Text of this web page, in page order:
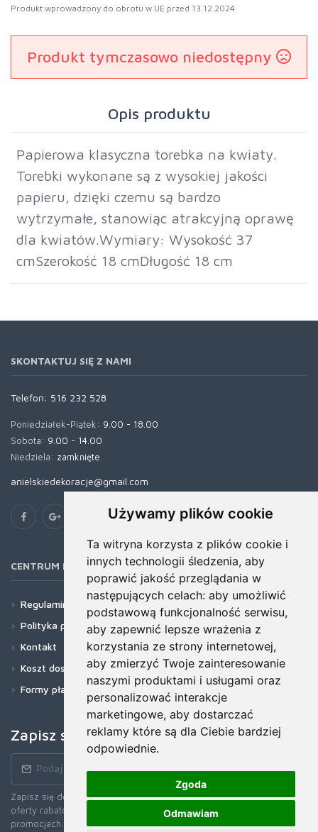
Używamy plików cookie
Ta witryna korzysta z plików cookie i
innych technologii śledzenia, aby
poprawić jakość przeglądania w
następujących celach: aby umożliwić
podstawową funkcjonalność serwisu,
aby zapewnić lepsze wrażenia z
korzystania ze strony internetowej,
aby zmierzyć Twoje zainteresowanie
naszymi produktami i usługami oraz
personalizować interakcje
marketingowe, aby dostarczać
reklamy które są dla Ciebie bardziej
odpowiednie.
Zgoda
Odmawiam
Produkt wprowadzony do obrotu w UE przed 13.12.2024
Produkt tymczasowo niedostępny
Opis produktu
Papierowa klasyczna torebka na kwiaty.
Torebki wykonane są z wysokiej jakości
papieru, dzięki czemu są bardzo
wytrzymałe, stanowiąc atrakcyjną oprawę
dla kwiatów.Wymiary: Wysokość 37
cmSzerokość 18 cmDługość 18 cm
SKONTAKTUJ SIĘ Z NAMI
Telefon: 516 232 528
Poniedziałek-Piątek: 9.00 - 18.00
Sobota: 9.00 - 14.00
Niedziela: zamknięte
anielskiedekoracje@gmail.com
CENTRUM POMOCY
Regulamin
Polityka prywatności
Kontakt
Koszt dostawy
Formy płatności
Zapisz się do newslettera!
Zapisz się do naszego Newslettera, aby otrzymywać wczesne
oferty rabatowe, najnowsze wiadomości, informacje o sprzedaży i
promocjach.